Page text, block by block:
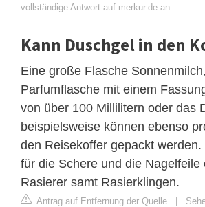
vollständige Antwort auf merkur.de an
Kann Duschgel in den
Eine große Flasche
Parfumflasche mit einem
von über 100 Millilitern oder das
beispielsweise können ebenso
den Reisekoffer gepackt
für die Schere und die Nagelfeile
Rasierer samt Rasierklingen.
Antrag auf Entfernung der Quelle |